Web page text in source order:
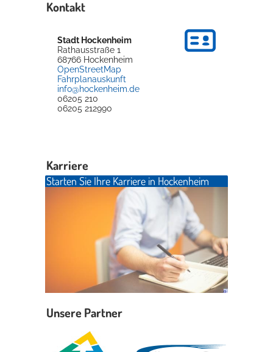
Kontakt
Stadt Hockenheim
Rathausstraße 1
68766 Hockenheim
OpenStreetMap
Fahrplanauskunft
info@hockenheim.de
06205 210
06205 212990
Karriere
Starten Sie Ihre Karriere in Hockenheim
Unsere Partner